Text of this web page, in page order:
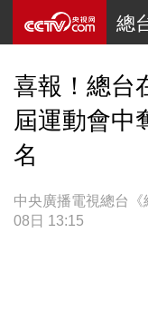
總
喜報！總台
屆運動會中
名
中央廣播電視總台
08日 13:15